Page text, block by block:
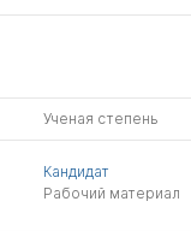
Ученая степень
Кандидат
Рабочий материал